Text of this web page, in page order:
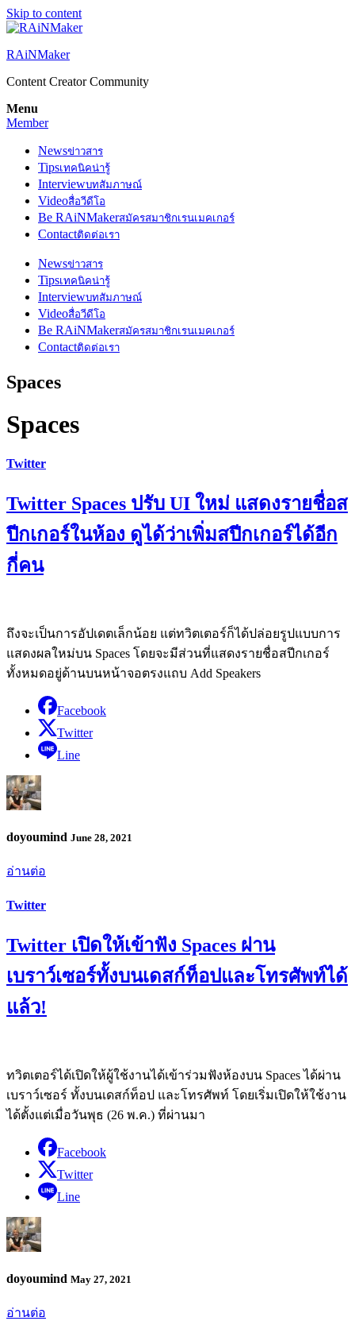
Skip to content
RAiNMaker
Content Creator Community
Menu
Member
Newsข่าวสาร
Tipsเทคนิคน่ารู้
Interviewบทสัมภาษณ์
Videoสื่อวีดีโอ
Be RAiNMakerสมัครสมาชิกเรนเมคเกอร์
Contactติดต่อเรา
Newsข่าวสาร
Tipsเทคนิคน่ารู้
Interviewบทสัมภาษณ์
Videoสื่อวีดีโอ
Be RAiNMakerสมัครสมาชิกเรนเมคเกอร์
Contactติดต่อเรา
Spaces
Spaces
Twitter
Twitter Spaces ปรับ UI ใหม่ แสดงรายชื่อส
ปีกเกอร์ในห้อง ดูได้ว่าเพิ่มสปีกเกอร์ได้อีก
กี่คน
ถึงจะเป็นการอัปเดตเล็กน้อย แต่ทวิตเตอร์ก็ได้ปล่อยรูปแบบการ
แสดงผลใหม่บน Spaces โดยจะมีส่วนที่แสดงรายชื่อสปีกเกอร์
ทั้งหมดอยู่ด้านบนหน้าจอตรงแถบ Add Speakers
Facebook
Twitter
Line
doyoumind June 28, 2021
อ่านต่อ
Twitter
Twitter เปิดให้เข้าฟัง Spaces ผ่าน
เบราว์เซอร์ทั้งบนเดสก์ท็อปและโทรศัพท์ได้
แล้ว!
ทวิตเตอร์ได้เปิดให้ผู้ใช้งานได้เข้าร่วมฟังห้องบน Spaces ได้ผ่าน
เบราว์เซอร์ ทั้งบนเดสก์ท็อป และโทรศัพท์ โดยเริ่มเปิดให้ใช้งาน
ได้ตั้งแต่เมื่อวันพุธ (26 พ.ค.) ที่ผ่านมา
Facebook
Twitter
Line
doyoumind May 27, 2021
อ่านต่อ